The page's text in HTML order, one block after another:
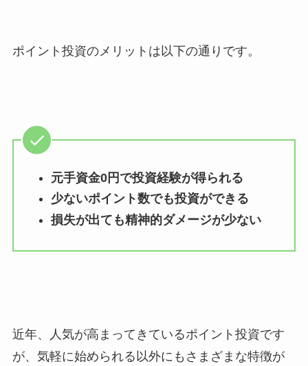
ポイント投資のメリットは以下の通りです。
元手資金0円で投資経験が得られる
少ないポイント数でも投資ができる
損失が出ても精神的ダメージが少ない
近年、人気が高まってきているポイント投資です
が、気軽に始められる以外にもさまざまな特徴が